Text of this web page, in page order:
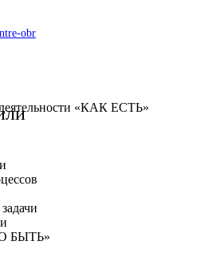
obr
деятельности «КАК ЕСТЬ»
БЫТЬ»